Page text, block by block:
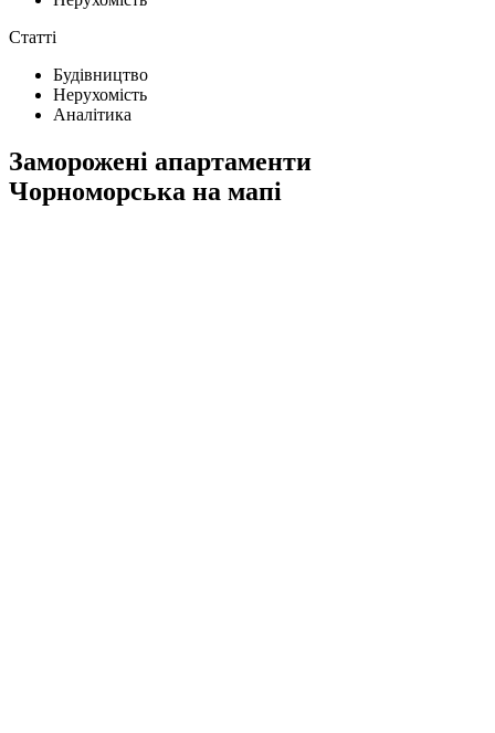
Статті
Будівництво
Нерухомість
Аналітика
Заморожені апартаменти
Чорноморська на мапі